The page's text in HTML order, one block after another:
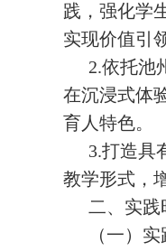
践，强化学
实现价值引
2.依托池
在沉浸式体
育人特色。
3.打造具
教学形式，
二、实践
（一）